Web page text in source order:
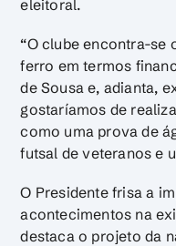
eleitoral.
“O clube encontra-se
ferro em termos
de Sousa e, adianta,
gostaríamos de
como uma prova de
futsal de veteranos e
O Presidente frisa a
acontecimentos na
destaca o projeto da